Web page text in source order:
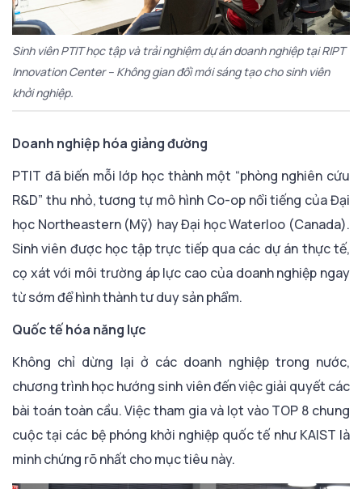
Sinh viên PTIT học tập và trải nghiệm dự án doanh nghiệp tại RIPT
Innovation Center – Không gian đổi mới sáng tạo cho sinh viên
khởi nghiệp.
Doanh nghiệp hóa giảng đường
PTIT đã biến mỗi lớp học thành một “phòng nghiên cứu
R&D” thu nhỏ, tương tự mô hình Co-op nổi tiếng của Đại
học Northeastern (Mỹ) hay Đại học Waterloo (Canada).
Sinh viên được học tập trực tiếp qua các dự án thực tế,
cọ xát với môi trường áp lực cao của doanh nghiệp ngay
từ sớm để hình thành tư duy sản phẩm.
Quốc tế hóa năng lực
Không chỉ dừng lại ở các doanh nghiệp trong nước,
chương trình học hướng sinh viên đến việc giải quyết các
bài toán toàn cầu. Việc tham gia và lọt vào TOP 8 chung
cuộc tại các bệ phóng khởi nghiệp quốc tế như KAIST là
minh chứng rõ nhất cho mục tiêu này.